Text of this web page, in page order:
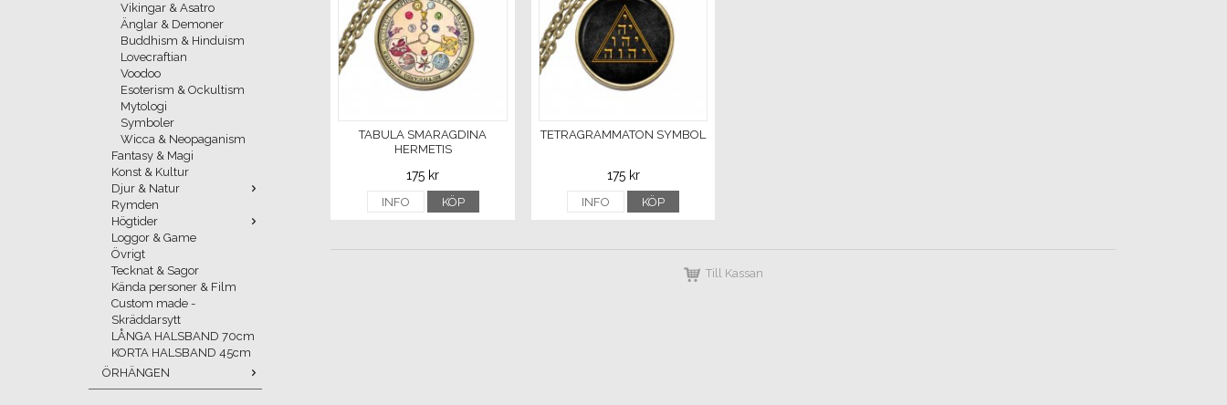
Vikingar & Asatro
Änglar & Demoner
Buddhism & Hinduism
Lovecraftian
Voodoo
Esoterism & Ockultism
Mytologi
Symboler
Wicca & Neopaganism
Fantasy & Magi
Konst & Kultur
Djur & Natur
Rymden
Högtider
Loggor & Game
Övrigt
Tecknat & Sagor
Kända personer & Film
Custom made -
Skräddarsytt
LÅNGA HALSBAND 70cm
KORTA HALSBAND 45cm
ÖRHÄNGEN
TABULA SMARAGDINA
HERMETIS
175 kr
INFO KÖP
TETRAGRAMMATON SYMBOL
175 kr
INFO KÖP
Till Kassan